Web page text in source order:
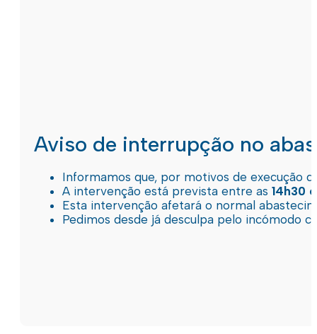
Aviso de interrupção no
Informamos que, por motivos de execução
A intervenção está prevista entre as 14h30
Esta intervenção afetará o normal
Pedimos desde já desculpa pelo incómodo